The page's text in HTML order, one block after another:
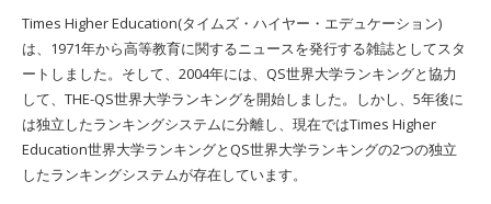
Times Higher Education(タイムズ・ハイヤー・エデュケーション)
は、1971年から高等教育に関するニュースを発行する雑誌としてスタ
ートしました。そして、2004年には、QS世界大学ランキングと協力
して、THE-QS世界大学ランキングを開始しました。しかし、5年後に
は独立したランキングシステムに分離し、現在ではTimes Higher
Education世界大学ランキングとQS世界大学ランキングの2つの独立
したランキングシステムが存在しています。